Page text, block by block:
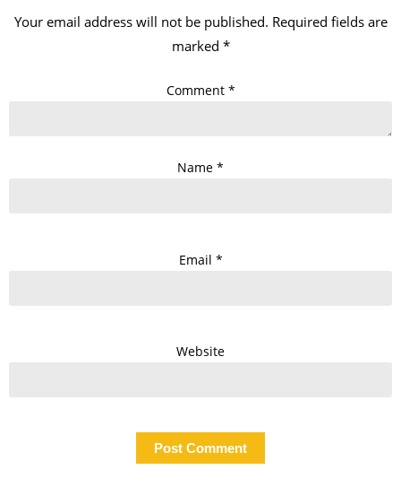
Your email address will not be published. Required fields are
marked *
Comment *
Name *
Email *
Website